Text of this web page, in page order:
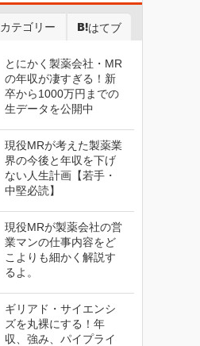
カテゴリー はてブ
とにかく製薬会社・MR
の年収が凄すぎる！新
卒から1000万円までの
生データを公開中
現役MRが考えた製薬業
界の今後と年収を下げ
ない人生計画【若手・
中堅必読】
現役MRが製薬会社の営
業マンの仕事内容をど
こよりも細かく解説す
るよ。
ギリアド・サイエンシ
ズを丸裸にする！年
収、強み、パイプライ